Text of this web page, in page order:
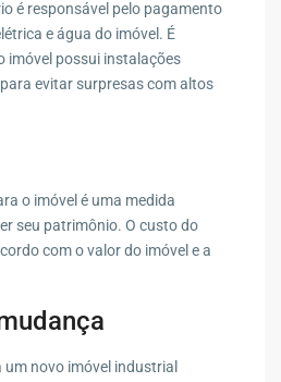
é responsável pelo pagamento
e água do imóvel. É
imóvel possui instalações
evitar surpresas com altos
o imóvel é uma medida
seu patrimônio. O custo do
com o valor do imóvel e a
novo imóvel industrial